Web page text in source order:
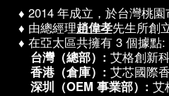
♦ 2014 年成立，於台灣桃園
♦ 由總經理趙偉孝先生所創立
♦ 在亞太區共擁有 3 個據點:
台灣（總部）: 艾格創新
香港（倉庫）: 艾芯國際
深圳（OEM 事業部）: 艾